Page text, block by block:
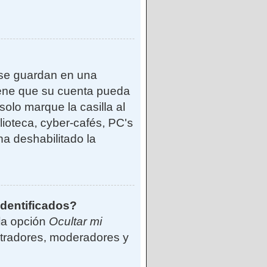
guardan en una
que su cuenta pueda
marque la casilla al
cyber-cafés, PC's
deshabilitado la
opción Ocultar mi
moderadores y